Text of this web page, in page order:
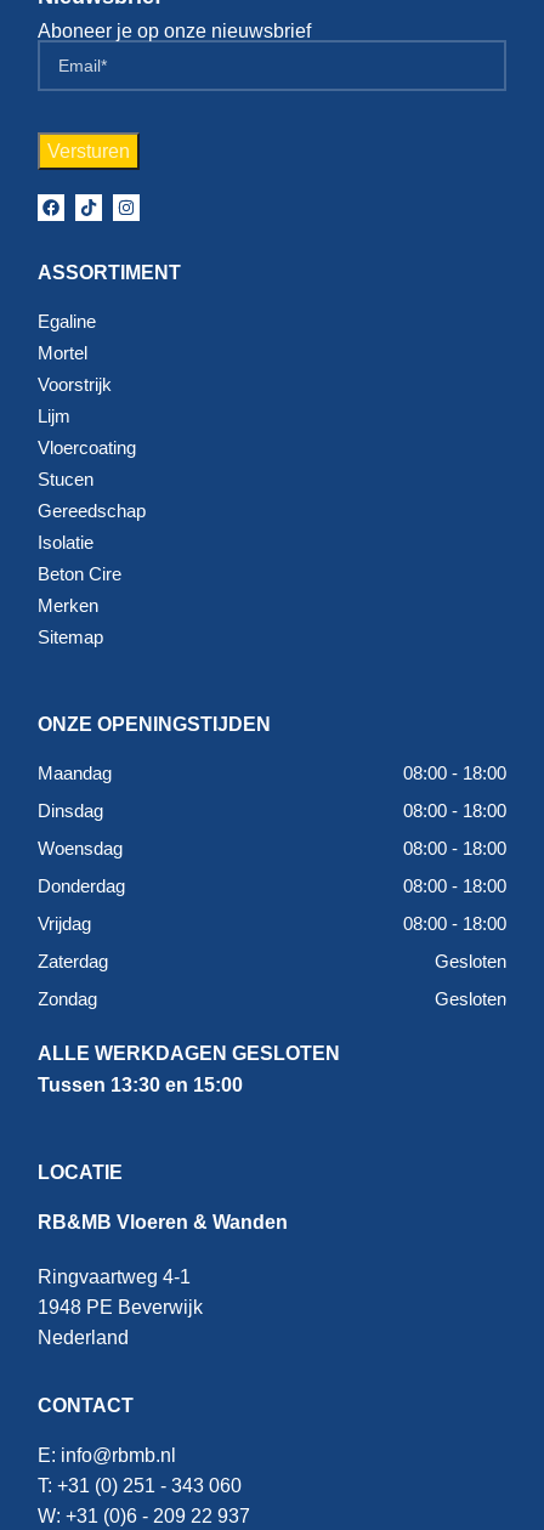
Aboneer je op onze nieuwsbrief
ASSORTIMENT
Egaline
Mortel
Voorstrijk
Lijm
Vloercoating
Stucen
Gereedschap
Isolatie
Beton Cire
Merken
Sitemap
ONZE OPENINGSTIJDEN
Maandag
08:00 - 18:00
Dinsdag
08:00 - 18:00
Woensdag
08:00 - 18:00
Donderdag
08:00 - 18:00
Vrijdag
08:00 - 18:00
Zaterdag
Gesloten
Zondag
Gesloten
ALLE WERKDAGEN GESLOTEN
Tussen 13:30 en 15:00
LOCATIE
RB&MB Vloeren & Wanden
Ringvaartweg 4-1
1948 PE Beverwijk
Nederland
CONTACT
E: info@rbmb.nl
T: +31 (0) 251 - 343 060
W: +31 (0)6 - 209 22 937